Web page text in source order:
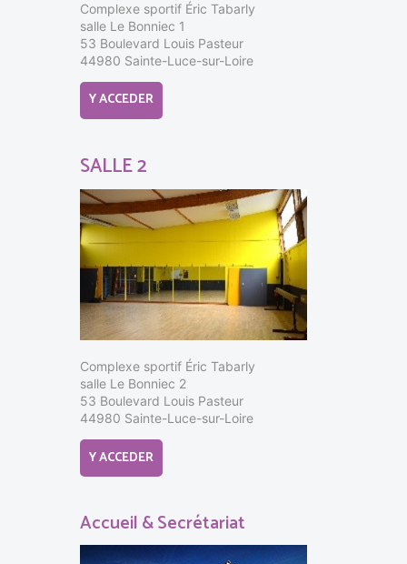
Complexe sportif Éric Tabarly
salle Le Bonniec 1
53 Boulevard Louis Pasteur
44980 Sainte-Luce-sur-Loire
Y ACCEDER
SALLE 2
Complexe sportif Éric Tabarly
salle Le Bonniec 2
53 Boulevard Louis Pasteur
44980 Sainte-Luce-sur-Loire
Y ACCEDER
Accueil & Secrétariat